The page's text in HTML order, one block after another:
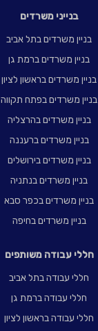
בנייני משרדים
בניין משרדים בתל אביב
בניין משרדים ברמת גן
בניין משרדים בראשון לציון
בניין משרדים בפתח תקווה
בניין משרדים בהרצליה
בניין משרדים ברעננה
בניין משרדים בירושלים
בניין משרדים בנתניה
בניין משרדים בכפר סבא
בניין משרדים בחיפה
חללי עבודה משותפים
חללי עבודה בתל אביב
חללי עבודה ברמת גן
חללי עבודה בראשון לציון